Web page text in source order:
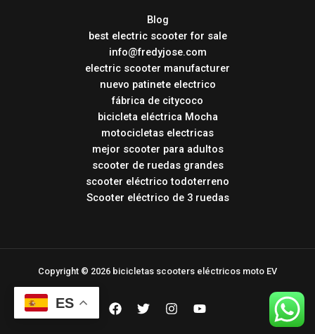
Blog
best electric scooter for sale
info@fredyjose.com
electric scooter manufacturer
nuevo patinete electrico
fábrica de citycoco
bicicleta eléctrica Mocha
motocicletas electricas
mejor scooter para adultos
scooter de ruedas grandes
scooter eléctrico todoterreno
Scooter eléctrico de 3 ruedas
Copyright © 2026 bicicletas scooters eléctricos moto EV
ES